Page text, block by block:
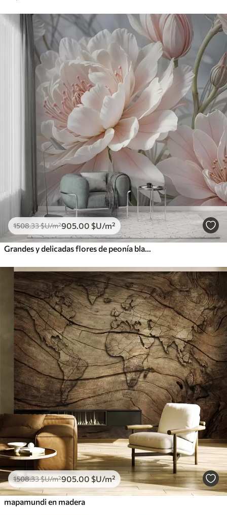
1508.33$U/m²905 .00 $U/m²
1508.33$U/m²905 .00 $U/m²
mapamundi en madera